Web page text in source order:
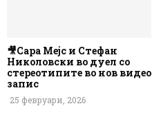
🎥Сара Мејс и Стефан
Николовски во дуел со
стереотипите во нов видео
запис
25 февруари, 2026